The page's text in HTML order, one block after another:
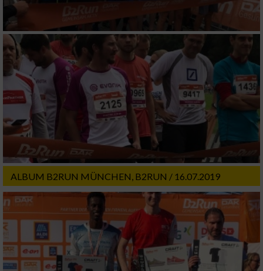
ALBUM B2RUN MÜNCHEN, B2RUN / 16.07.2019